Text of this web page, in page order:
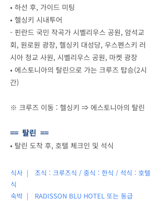
• 하선 후, 가이드 미팅
• 헬싱키 시내투어
- 핀란드 국민 작곡가 시벨리우스 공원, 암석교
회, 원로원 광장, 헬싱키 대성당, 우스펜스키 러
시아 정교 사원, 시벨리우스 공원, 마켓 광장
• 에스토니아의 탈린으로 가는 크루즈 탑승(2시
간)
※ 크루즈 이동 : 헬싱키 ⇒ 에스토니아의 탈린
== 탈린 ==
• 탈린 도착 후, 호텔 체크인 및 석식
식사 | 조식 : 크루즈식 / 중식 : 한식 / 석식 : 호텔
식
숙박 |
RADISSON BLU HOTEL 또는 동급